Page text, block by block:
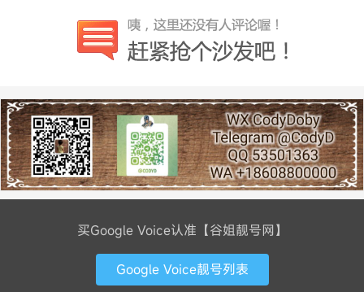
买Google Voice认准【谷姐靓号网】
Google Voice靓号列表